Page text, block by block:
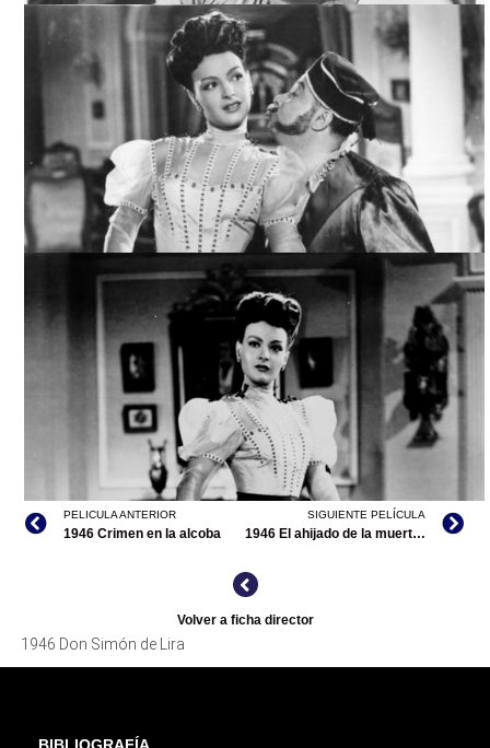
DON SIMÓN DE LIRA, ARCHIVO CINETECA NACIONAL
DON SIMÓN DE LIRA, ARCHIVO CINETECA NACIONAL
PELICULA ANTERIOR
1946 Crimen en la alcoba
SIGUIENTE PELÍCULA
1946 El ahijado de la muerte (filmografía en México)
Volver a ficha director
1946 Don Simón de Lira